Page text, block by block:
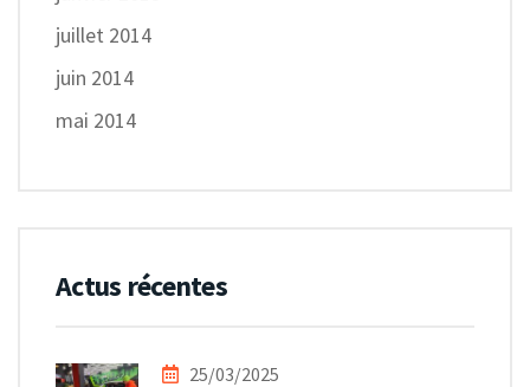
juillet 2014
juin 2014
mai 2014
Actus récentes
25/03/2025